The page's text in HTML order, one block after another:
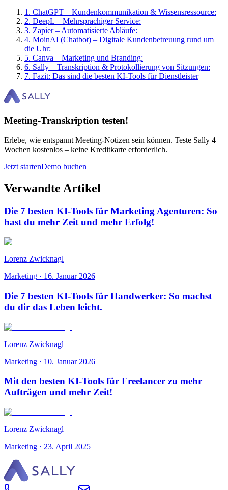
1 . ChatGPT – Kundenkommunikation & Wissensressource:
2. DeepL – Mehrsprachiger Service:
3. Zapier – Automatisierte Abläufe:
4. MoinAI (Chatbot) – Digitale Kundenbetreuung rund um
die Uhr:
5. Canva – Marketing und Branding:
6. Sally – Transkription & Protokollierung von Sitzungen:
7. Fazit: Das sind die besten KI-Tools für Dienstleister
Meeting-Transkription testen!
Erlebe, wie entspannt Meeting-Notizen sein können. Teste Sally 4
Wochen kostenlos – keine Kreditkarte erforderlich.
Jetzt startenDemo buchen
Verwandte Artikel
Die 7 besten KI-Tools für Marketing Agenturen: So
hast du mehr Zeit und mehr Erfolg!
Lorenz Zwicknagl
Marketing · 16. Januar 2026
Die 7 besten KI-Tools für Handwerker: So machst
du dir das Leben leicht.
Lorenz Zwicknagl
Marketing · 10. Januar 2026
Mit den besten KI-Tools für Freelancer zu mehr
Aufträgen und mehr Zeit!
Lorenz Zwicknagl
Marketing · 23. April 2025